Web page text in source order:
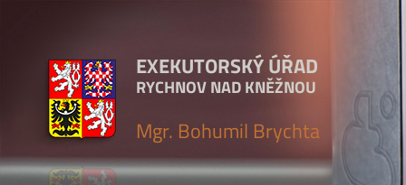
EXEKUTORSKÝ ÚŘAD
RYCHNOV NAD KNĚŽNOU
Mgr. Bohumil Brychta